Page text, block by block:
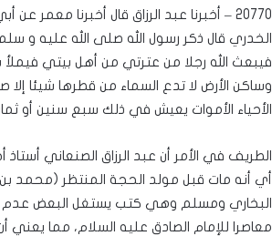
20770 – أخبرنا عبد الرزاق قال أخبرنا
الخدري قال ذكر رسول الله صلى الله عليه و
فيبعث الله رجلا من عترتي من أهل بيتي
وساكن الأرض لا تدع السماء من قطرها شيئا إلا
الأحياء الأموات يعيش في ذلك سبع سنين أو
أي أنه مات قبل مولد الحجة المنتظر (محمد
البخاري ومسلم وهي كتب يستغل البعض عدم
معاصرا للإمام الصادق عليه السلام، مما